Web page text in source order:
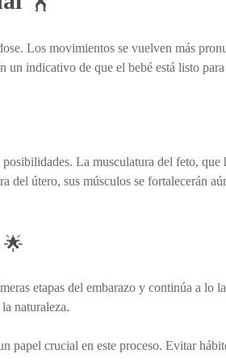
Los movimientos se vuelven más
indicativo de que el bebé está listo
La musculatura del feto, que
útero, sus músculos se fortalecerán
🌟
etapas del embarazo y continúa a lo
naturaleza.
crucial en este proceso. Evitar